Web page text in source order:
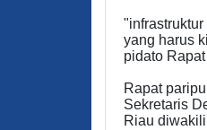
yang harus
pidato
Rapat
Sekretaris
Riau